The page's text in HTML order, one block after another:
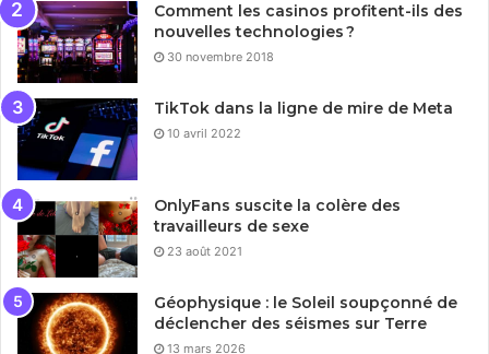
Comment les casinos profitent-ils des
nouvelles technologies ?
30 novembre 2018
TikTok dans la ligne de mire de Meta
10 avril 2022
OnlyFans suscite la colère des
travailleurs de sexe
23 août 2021
Géophysique : le Soleil soupçonné de
déclencher des séismes sur Terre
13 mars 2026